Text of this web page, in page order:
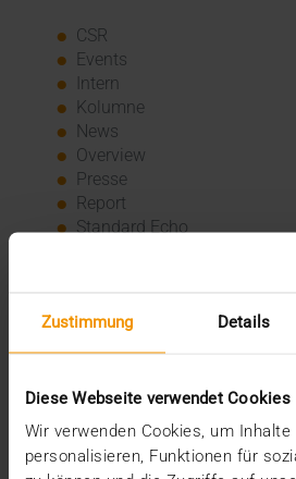
Zustimmung Details
Diese Webseite verwendet Cookies
Wir verwenden Cookies, um Inhalte
personalisieren, Funktionen für
CSR
Events
Intern
Kolumne
News
Overview
Presse
Report
Standard Echo
Archiv
Juli (4)
Juni (4)
Mai (3)
April (1)